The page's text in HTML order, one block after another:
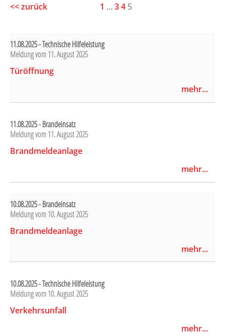
<< zurück 1 …34 5
11.08.2025 - Technische Hilfeleistung
Meldung vom11. August 2025
Türöffnung
mehr...
11.08.2025 - Brandeinsatz
Meldung vom11. August 2025
Brandmeldeanlage
mehr...
10.08.2025 - Brandeinsatz
Meldung vom10. August 2025
Brandmeldeanlage
mehr...
10.08.2025 - Technische Hilfeleistung
Meldung vom10. August 2025
Verkehrsunfall
mehr...